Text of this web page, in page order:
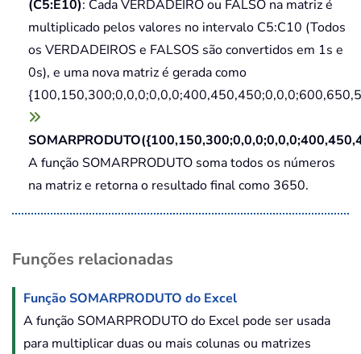
(C5:E10): Cada VERDADEIRO ou FALSO na matriz é
multiplicado pelos valores no intervalo C5:C10 (Todos
os VERDADEIROS e FALSOS são convertidos em 1s e
0s), e uma nova matriz é gerada como
A função SOMARPRODUTO soma todos os números
na matriz e retorna o resultado final como 3650.
Funções relacionadas
Função SOMARPRODUTO do Excel
A função SOMARPRODUTO do Excel pode ser usada
para multiplicar duas ou mais colunas ou matrizes